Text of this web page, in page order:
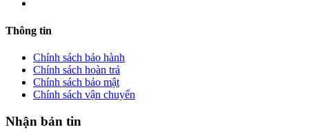
Thông tin
Chính sách bảo hành
Chính sách hoàn trả
Chính sách bảo mật
Chính sách vận chuyển
Nhận bản tin